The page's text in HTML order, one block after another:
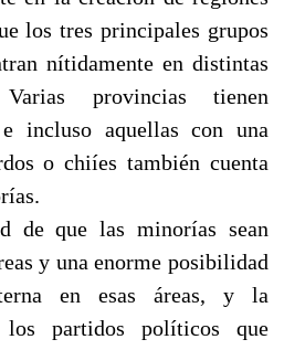
los tres principales grupos
nítidamente en distintas
provincias tienen
incluso aquellas con una
o chiíes también cuenta
de que las minorías sean
y una enorme posibilidad
en esas áreas, y la
partidos políticos que